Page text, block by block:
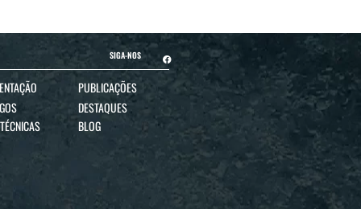
SIGA-NOS
PUBLICAÇÕES
DESTAQUES
BLOG